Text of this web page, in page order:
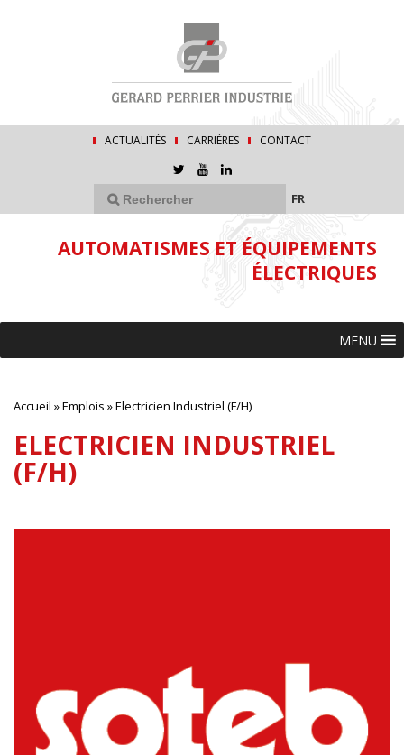
ACTUALITÉS CARRIÈRES CONTACT
FR
AUTOMATISMES ET ÉQUIPEMENTS
ÉLECTRIQUES
MENU
Accueil »Emplois »Electricien Industriel (F/H)
ELECTRICIEN INDUSTRIEL
(F/H)